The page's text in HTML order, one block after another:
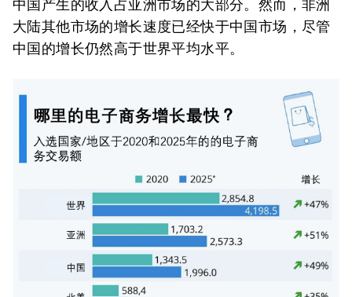
中国产生的收入占亚洲市场的大部分。然而，非洲
大陆其他市场的增长速度已经快于中国市场，尽管
中国的增长仍然高于世界平均水平。